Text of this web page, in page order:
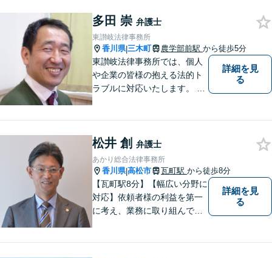
扱うほか、一般民事事件も取
り扱っております。
多田 崇 弁護士
東讃岐法律事務所
香川県|三木町 農学部前駅 から徒歩5分
東讃岐法律事務所では、個人
や企業の皆様の抱える法的ト
ラブルに対応いたします。 高
詳細を見
る
松井 創 弁護士
あかり総合法律事務所
香川県|高松市 瓦町駅 から徒歩8分
【瓦町駅8分】【幅広い分野に
対応】依頼者様の利益を第一
に考え、業務に取り組んでお
詳細を見
る